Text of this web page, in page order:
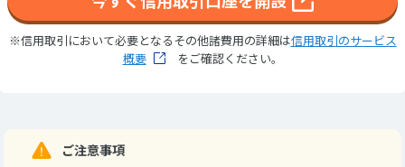
※信用取引において必要となるその他諸費用の詳細は信用取引のサービス
概要
をご確認ください。
ご注意事項